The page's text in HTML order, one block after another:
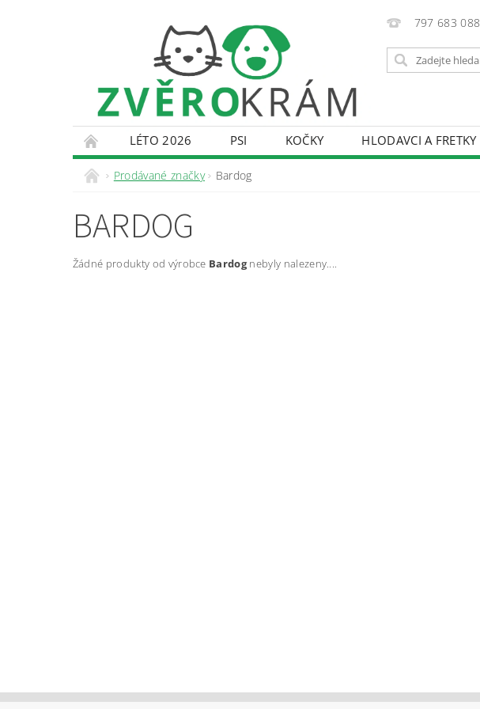
797 683 088
LÉTO 2026 PSI KOČKY HLODAVCI A FRETKY
KONTAKTY
DOPRAVA A PLATBA
Prodávané značky Bardog
BARDOG
Žádné produkty od výrobce Bardognebyly nalezeny....